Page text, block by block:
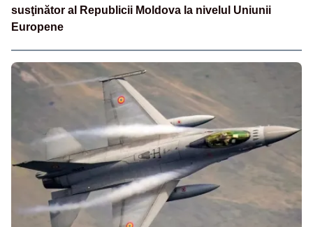
susţinător al Republicii Moldova la nivelul Uniunii
Europene